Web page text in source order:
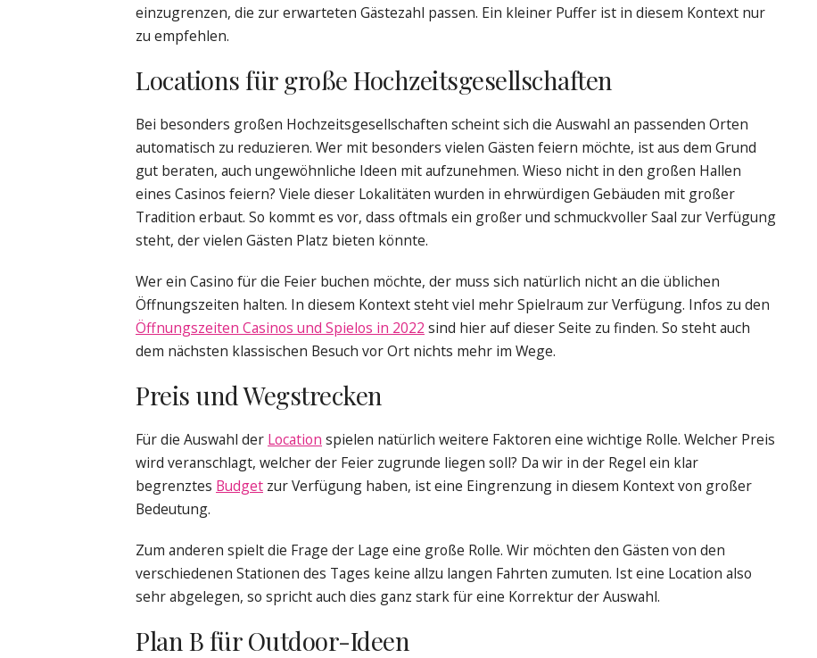
einzugrenzen, die zur erwarteten Gästezahl passen. Ein kleiner Puffer ist in diesem Kontext nur
zu empfehlen.
Locations für große Hochzeitsgesellschaften
Bei besonders großen Hochzeitsgesellschaften scheint sich die Auswahl an passenden Orten
automatisch zu reduzieren. Wer mit besonders vielen Gästen feiern möchte, ist aus dem Grund
gut beraten, auch ungewöhnliche Ideen mit aufzunehmen. Wieso nicht in den großen Hallen
eines Casinos feiern? Viele dieser Lokalitäten wurden in ehrwürdigen Gebäuden mit großer
Tradition erbaut. So kommt es vor, dass oftmals ein großer und schmuckvoller Saal zur Verfügung
steht, der vielen Gästen Platz bieten könnte.
Wer ein Casino für die Feier buchen möchte, der muss sich natürlich nicht an die üblichen
Öffnungszeiten halten. In diesem Kontext steht viel mehr Spielraum zur Verfügung. Infos zu den
Öffnungszeiten Casinos und Spielos in 2022 sind hier auf dieser Seite zu finden. So steht auch
dem nächsten klassischen Besuch vor Ort nichts mehr im Wege.
Preis und Wegstrecken
Für die Auswahl der Location spielen natürlich weitere Faktoren eine wichtige Rolle. Welcher Preis
wird veranschlagt, welcher der Feier zugrunde liegen soll? Da wir in der Regel ein klar
begrenztes Budget zur Verfügung haben, ist eine Eingrenzung in diesem Kontext von großer
Bedeutung.
Zum anderen spielt die Frage der Lage eine große Rolle. Wir möchten den Gästen von den
verschiedenen Stationen des Tages keine allzu langen Fahrten zumuten. Ist eine Location also
sehr abgelegen, so spricht auch dies ganz stark für eine Korrektur der Auswahl.
Plan B für Outdoor-Ideen